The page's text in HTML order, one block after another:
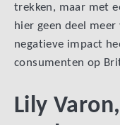
trekken, maar met
hier geen deel
negatieve impact
consumenten op
Lily